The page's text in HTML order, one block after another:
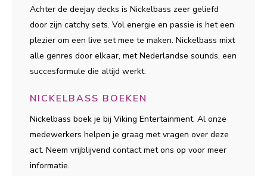
Achter de deejay decks is Nickelbass zeer geliefd
door zijn catchy sets. Vol energie en passie is het een
plezier om een live set mee te maken. Nickelbass mixt
alle genres door elkaar, met Nederlandse sounds, een
succesformule die altijd werkt.
NICKELBASS BOEKEN
Nickelbass boek je bij Viking Entertainment. Al onze
medewerkers helpen je graag met vragen over deze
act. Neem vrijblijvend contact met ons op voor meer
informatie.